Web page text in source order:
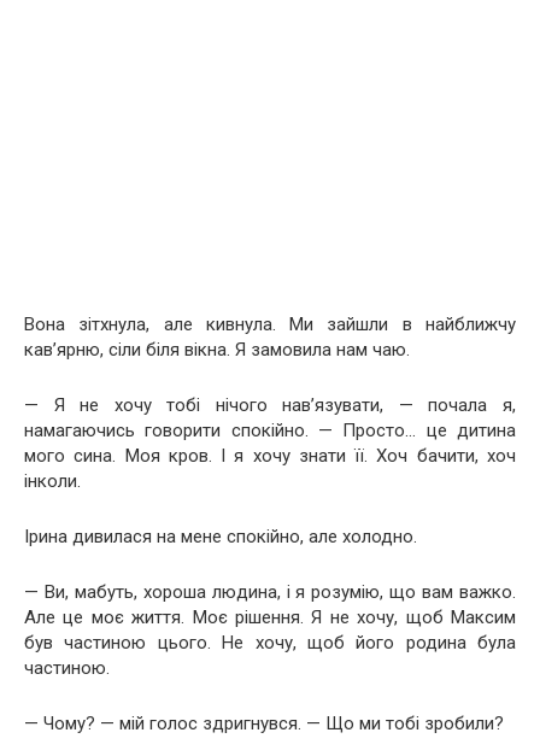
Вона зітхнула, але кивнула. Ми зайшли в найближчу
кав’ярню, сіли біля вікна. Я замовила нам чаю.
— Я не хочу тобі нічого нав’язувати, — почала я,
намагаючись говорити спокійно. — Просто… це дитина
мого сина. Моя кров. І я хочу знати її. Хоч бачити, хоч
інколи.
Ірина дивилася на мене спокійно, але холодно.
— Ви, мабуть, хороша людина, і я розумію, що вам важко.
Але це моє життя. Моє рішення. Я не хочу, щоб Максим
був частиною цього. Не хочу, щоб його родина була
частиною.
— Чому? — мій голос здригнувся. — Що ми тобі зробили?